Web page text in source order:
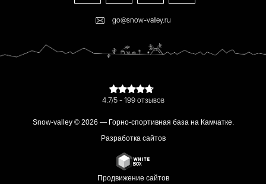
go@snow-valley.ru
4.7/5 - 199 отзывов
Snow-valley © 2026 — Горно-спортивная база на Камчатке.
Разработка сайтов
Продвижение сайтов